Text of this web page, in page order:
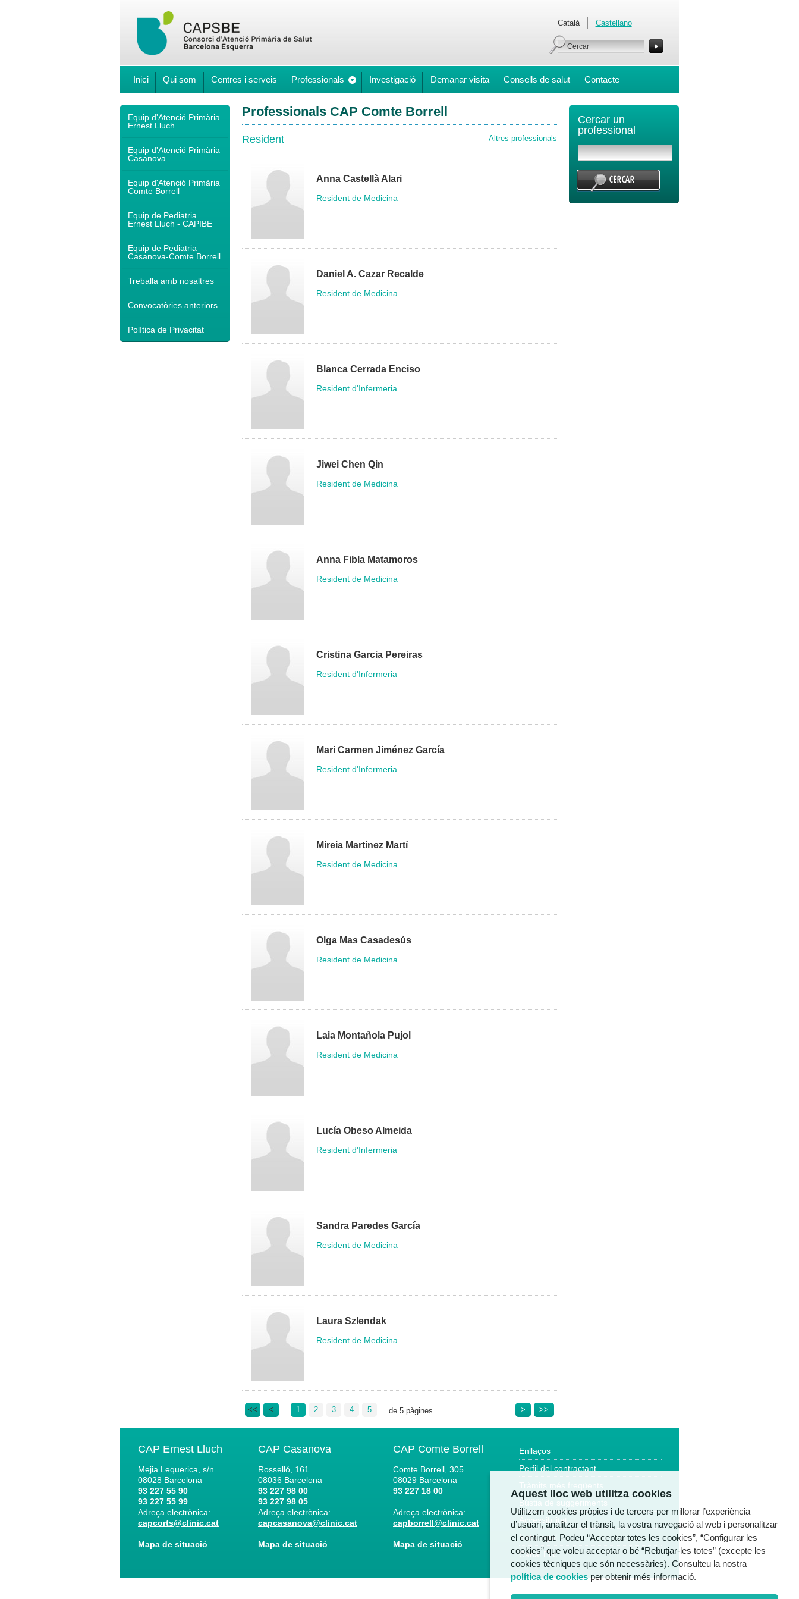
Català Castellano
Inici Qui som Centres i serveis Professionals Investigació Demanar visita Consells de salut Contacte
Equip d'Atenció Primària
Ernest Lluch
Equip d'Atenció Primària
Casanova
Equip d'Atenció Primària
Comte Borrell
Equip de Pediatria
Ernest Lluch - CAPIBE
Equip de Pediatria
Casanova-Comte Borrell
Treballa amb nosaltres
Convocatòries anteriors
Política de Privacitat
Professionals CAP Comte Borrell
Altres professionals
Resident
Anna Castellà Alari
Resident de Medicina
Daniel A. Cazar Recalde
Resident de Medicina
Blanca Cerrada Enciso
Resident d'Infermeria
Jiwei Chen Qin
Resident de Medicina
Anna Fibla Matamoros
Resident de Medicina
Cristina Garcia Pereiras
Resident d'Infermeria
Mari Carmen Jiménez García
Resident d'Infermeria
Mireia Martinez Martí
Resident de Medicina
Olga Mas Casadesús
Resident de Medicina
Laia Montañola Pujol
Resident de Medicina
Lucía Obeso Almeida
Resident d'Infermeria
Sandra Paredes García
Resident de Medicina
Laura Szlendak
Resident de Medicina
<< < 1 2 3 4 5 de 5 pàgines >>
>
Cercar un
professional
CAP Ernest Lluch
Mejia Lequerica, s/n
08028 Barcelona
93 227 55 90
93 227 55 99
Adreça electrònica:
capcorts@clinic.cat
Mapa de situació
CAP Casanova
Rosselló, 161
08036 Barcelona
93 227 98 00
93 227 98 05
Adreça electrònica:
capcasanova@clinic.cat
Mapa de situació
CAP Comte Borrell
Comte Borrell, 305
08029 Barcelona
93 227 18 00
Adreça electrònica:
capborrell@clinic.cat
Mapa de situació
Enllaços
Perfil del contractant
Tràmits més freqüents
Bústia de suggeriments
Accessibilitat
Nota legal
Canal Ètic
Aquest lloc web utilitza cookies
Utilitzem cookies pròpies i de tercers per millorar l’experiència
d’usuari, analitzar el trànsit, la vostra navegació al web i personalitzar
el contingut. Podeu “Acceptar totes les cookies”, “Configurar les
cookies” que voleu acceptar o bé “Rebutjar-les totes” (excepte les
cookies tècniques que són necessàries). Consulteu la nostra
política de cookiesper obtenir més informació.